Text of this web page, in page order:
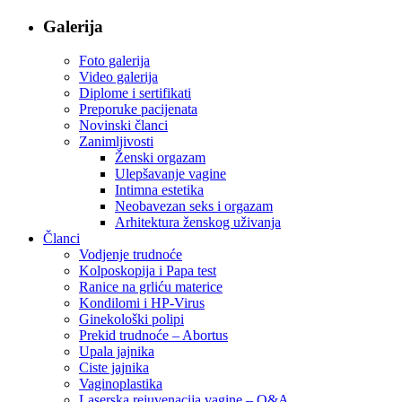
Galerija
Foto galerija
Video galerija
Diplome i sertifikati
Preporuke pacijenata
Novinski članci
Zanimljivosti
Ženski orgazam
Ulepšavanje vagine
Intimna estetika
Neobavezan seks i orgazam
Arhitektura ženskog uživanja
Članci
Vodjenje trudnoće
Kolposkopija i Papa test
Ranice na grliću materice
Kondilomi i HP-Virus
Ginekološki polipi
Prekid trudnoće – Abortus
Upala jajnika
Ciste jajnika
Vaginoplastika